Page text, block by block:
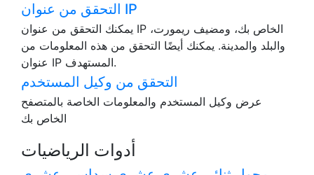
التحقق من عنوان IP
يمكنك التحقق من عنوان IP الخاص بك، ومضيف ريمورت،
والبلد والمدينة. يمكنك أيضًا التحقق من هذه المعلومات من
عنوان IP المستهدف.
التحقق من وكيل المستخدم
عرض وكيل المستخدم والمعلومات الخاصة بالمتصفح
الخاص بك
أدوات الرياضيات